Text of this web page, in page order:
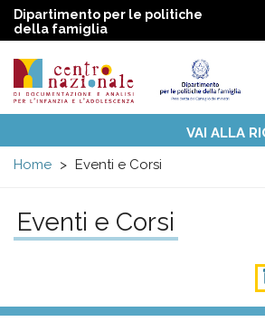
Dipartimento per le politiche
della famiglia
Centro
nazionale
di
e
menu
Temi
Attività
Convenzione ONUVAI ALLA
Home
Eventi e Corsi
Eventi e Corsi